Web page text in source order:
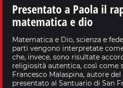
Presentato a Paola il
matematica e dio
Matematica e Dio, scienza e
parti vengono interpretate
che, invece, sono risultate
religiosità autentica, così come
Francesco Malaspina, autore del
presentato al Santuario di San